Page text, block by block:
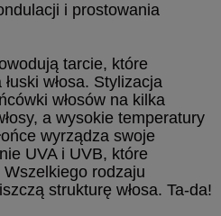
i prostowania
tarcie, które
włosa. Stylizacja
włosów na kilka
a wysokie temperatury
wyrządza swoje
UVA i UVB, które
Wszelkiego rodzaju
strukturę włosa. Ta-da!